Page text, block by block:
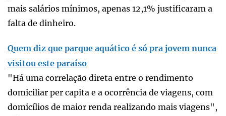
mais salários mínimos, apenas 12,1% justificaram a
falta de dinheiro.
Quem diz que parque aquático é só pra jovem nunca
visitou este paraíso
"Há uma correlação direta entre o rendimento
domiciliar per capita e a ocorrência de viagens, com
domicílios de maior renda realizando mais viagens",